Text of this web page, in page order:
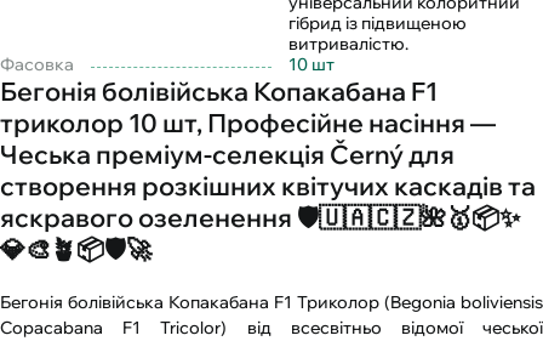
гібрид із підвищеною
витривалістю.
Фасовка
10 шт
Бегонія болівійська Копакабана F1
триколор 10 шт, Професійне насіння —
Чеська преміум-селекція Černý для
створення розкішних квітучих каскадів та
яскравого озеленення 🛡️🇺🇦🇨🇿🌺🥇📦✨
💎🎨🪴📦🛡️🚀
Бегонія болівійська Копакабана F1 Триколор (Begonia boliviensis
Copacabana F1 Tricolor) від всесвітньо відомої чеської